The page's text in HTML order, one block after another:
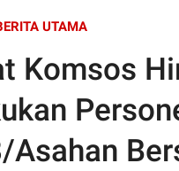
UTAMA
Komsos
Asahan